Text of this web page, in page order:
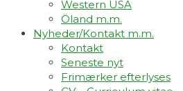
Western USA
Öland m.m.
Nyheder/Kontakt m.m.
Kontakt
Seneste nyt
Frimærker efterlyses